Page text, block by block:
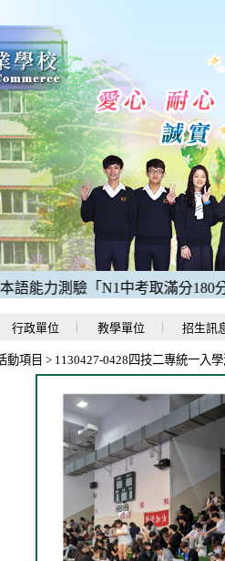
力測驗「N1中考取滿分180分」
行政單位 教學單位 招生訊
動項目 > 1130427-0428四技二專統一入